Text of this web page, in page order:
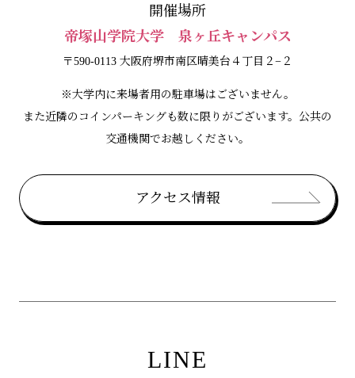
開催場所
帝塚山学院大学 泉ヶ丘キャンパス
〒590-0113 大阪府堺市南区晴美台４丁目２−２
※大学内に来場者用の駐車場はございません。
また近隣のコインパーキングも数に限りがございます。公共の
交通機関でお越しください。
アクセス情報
LINE